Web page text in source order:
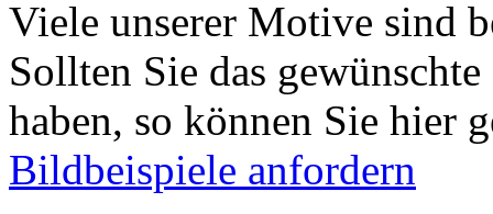
Viele unserer Motive sind
Sollten Sie das
haben, so können Sie hier
Bildbeispiele anfordern